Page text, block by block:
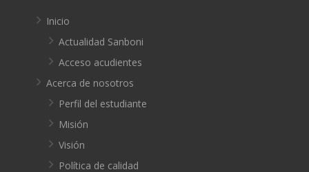
Inicio
Actualidad Sanboni
Acceso acudientes
Acerca de nosotros
Perfil del estudiante
Misión
Visión
Política de calidad